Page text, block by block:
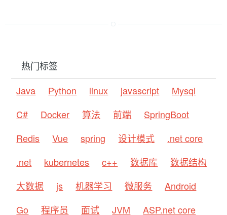
热门标签
Java
Python linux javascript
Mysql
C#
Docker 算法 前端
SpringBoot
Redis
Vue spring 设计模式
.net core
.net
kubernetes c++ 数据库
数据结构
大数据
js 机器学习 微服务
Android
Go
程序员 面试 JVM ASP.net core